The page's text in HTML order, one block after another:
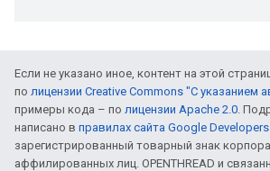
Если не указано иное, контент на этой
по лицензии Creative Commons "С указанием
примеры кода – по лицензии Apache 2.0.
написано в правилах сайта Google Developers
зарегистрированный товарный знак
аффилированных лиц. OPENTHREAD и